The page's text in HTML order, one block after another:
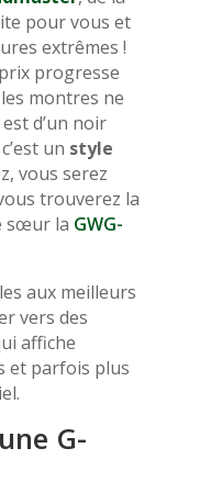
pour vous et
extrêmes !
progresse
montres ne
d’un noir
un style
vous serez
trouverez la
sœur la GWG-
aux meilleurs
vers des
affiche
et parfois plus
G-